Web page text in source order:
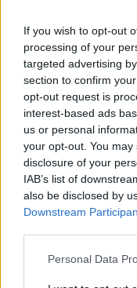
If you wish to opt-out
processing of your
targeted advertising
section to confirm
opt-out request is
interest-based ads
us or personal
your opt-out. You
disclosure of your
IAB’s list of
also be disclosed by
Downstream
Personal Data
Sveikata Gyvenu